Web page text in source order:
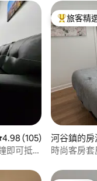
）
105 則評價中獲得
4.98 (105)
即可抵達
旅客精選
旅客精
河谷鎮的房